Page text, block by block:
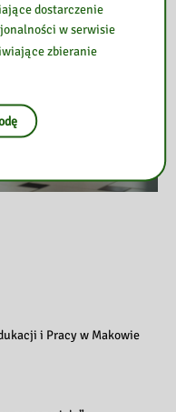
i Pracy w Makowie
dostarczenie
w serwisie
zbieranie